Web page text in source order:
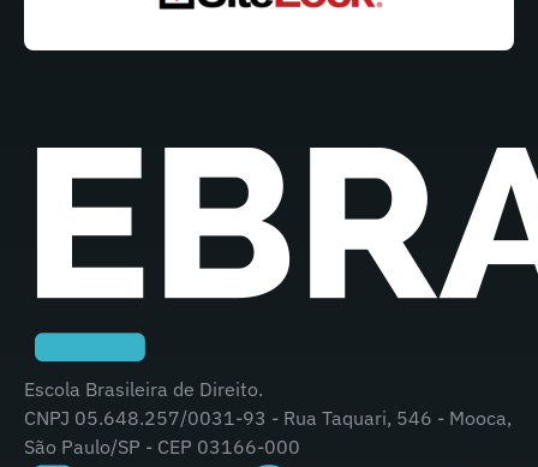
Escola Brasileira de Direito.
CNPJ 05.648.257/0031-93 - Rua Taquari, 546 - Mooca,
São Paulo/SP - CEP 03166-000